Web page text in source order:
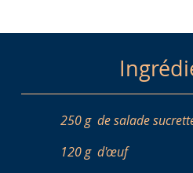
250 g de salade
120 g d'œuf